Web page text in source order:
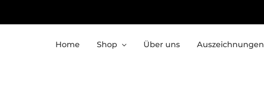
Home Shop Über uns Auszeichnungen